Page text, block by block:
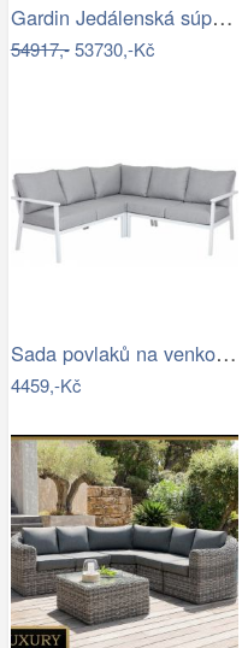
Gardin Jedálenská súprava FOX hnedá Mdum
54917,-53730,-Kč
Sada povlaků na venkovní polštáře…
4459,-Kč